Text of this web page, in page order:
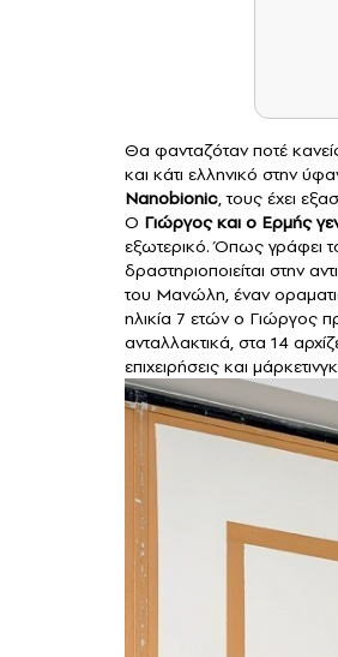
Θα φανταζόταν ποτέ
και κάτι ελληνικό στην
Nanobionic, τους έχει
Ο Γιώργος και ο Ερμής
εξωτερικό. Όπως γράφει
δραστηριοποιείται στην
του Μανώλη, έναν
ηλικία 7 ετών ο Γιώργος
ανταλλακτικά, στα 14
επιχειρήσεις και